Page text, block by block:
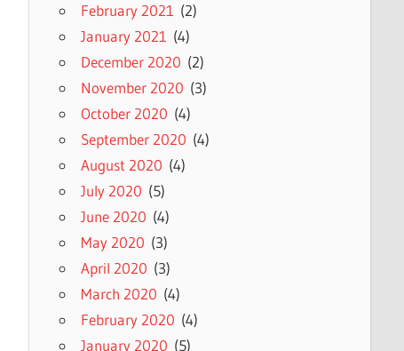
February 2021 (2)
January 2021 (4)
December 2020 (2)
November 2020 (3)
October 2020 (4)
September 2020 (4)
August 2020 (4)
July 2020 (5)
June 2020 (4)
May 2020 (3)
April 2020 (3)
March 2020 (4)
February 2020 (4)
January 2020 (5)